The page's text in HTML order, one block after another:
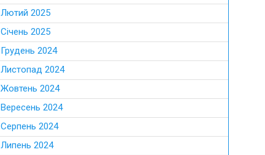
Лютий 2025
Січень 2025
Грудень 2024
Листопад 2024
Жовтень 2024
Вересень 2024
Серпень 2024
Липень 2024